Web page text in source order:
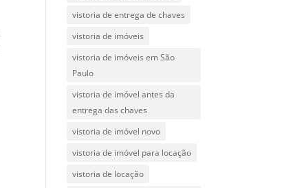
vistoria de entrega de chaves
vistoria de imóveis
vistoria de imóveis em São
Paulo
vistoria de imóvel antes da
entrega das chaves
vistoria de imóvel novo
vistoria de imóvel para locação
vistoria de locação